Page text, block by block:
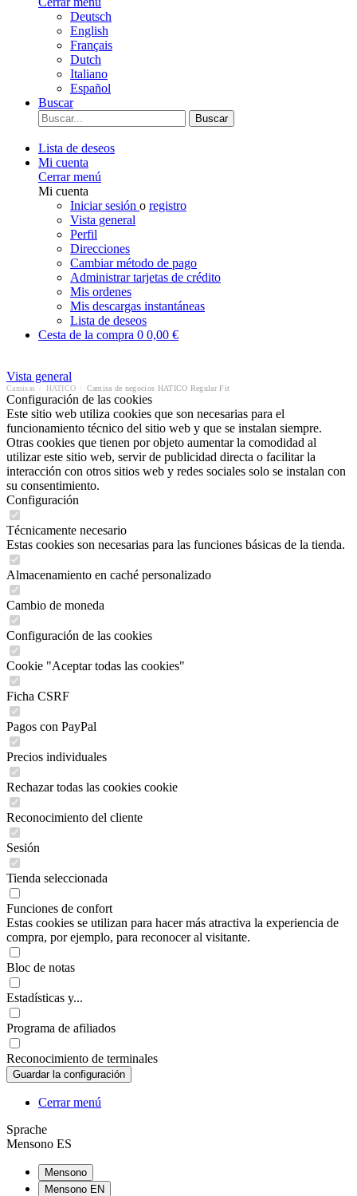
Deutsch
English
Français
Dutch
Italiano
Español
Buscar
Buscar
Lista de deseos
Mi cuenta
Cerrar menú
Mi cuenta
Iniciar sesión o registro
Vista general
Perfil
Direcciones
Cambiar método de pago
Administrar tarjetas de crédito
Mis ordenes
Mis descargas instantáneas
Lista de deseos
Cesta de la compra 0 0,00 €
Vista general
Camisas HATICO Camisa de negocios HATICO Regular Fit
Configuración de las cookies
Este sitio web utiliza cookies que son necesarias para el
funcionamiento técnico del sitio web y que se instalan siempre.
Otras cookies que tienen por objeto aumentar la comodidad al
utilizar este sitio web, servir de publicidad directa o facilitar la
interacción con otros sitios web y redes sociales solo se instalan con
su consentimiento.
Configuración
Técnicamente necesario
Estas cookies son necesarias para las funciones básicas de la tienda.
Almacenamiento en caché personalizado
Cambio de moneda
Configuración de las cookies
Cookie "Aceptar todas las cookies"
Ficha CSRF
Pagos con PayPal
Precios individuales
Rechazar todas las cookies cookie
Reconocimiento del cliente
Sesión
Tienda seleccionada
Funciones de confort
Estas cookies se utilizan para hacer más atractiva la experiencia de
compra, por ejemplo, para reconocer al visitante.
Bloc de notas
Estadísticas y...
Programa de afiliados
Reconocimiento de terminales
Cerrar menú
Sprache
Mensono ES
Mensono
Mensono EN